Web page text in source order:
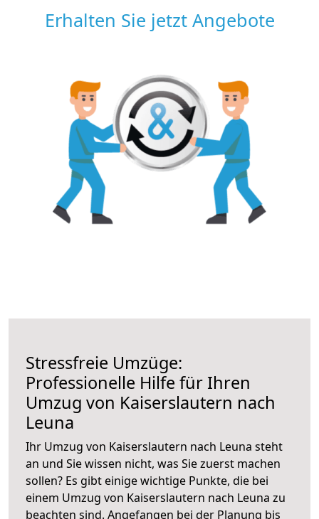
Erhalten Sie jetzt Angebote
Stressfreie Umzüge:
Professionelle Hilfe für Ihren
Umzug von Kaiserslautern nach
Leuna
Ihr Umzug von Kaiserslautern nach Leuna steht
an und Sie wissen nicht, was Sie zuerst machen
sollen? Es gibt einige wichtige Punkte, die bei
einem Umzug von Kaiserslautern nach Leuna zu
beachten sind. Angefangen bei der Planung bis